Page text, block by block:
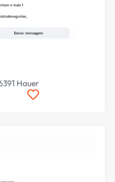
Hauer